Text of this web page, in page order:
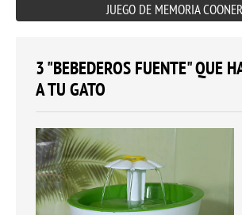
JUEGO DE MEMORIA
3 "BEBEDEROS FUENTE" QUE
A TU GATO